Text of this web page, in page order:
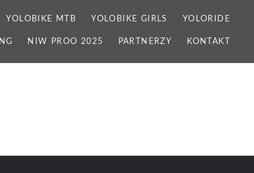
YOLOBIKE MTB YOLOBIKE GIRLS YOLORIDE
NIW PROO 2025 PARTNERZY KONTAKT